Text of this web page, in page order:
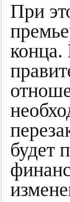
При
конца.
будет